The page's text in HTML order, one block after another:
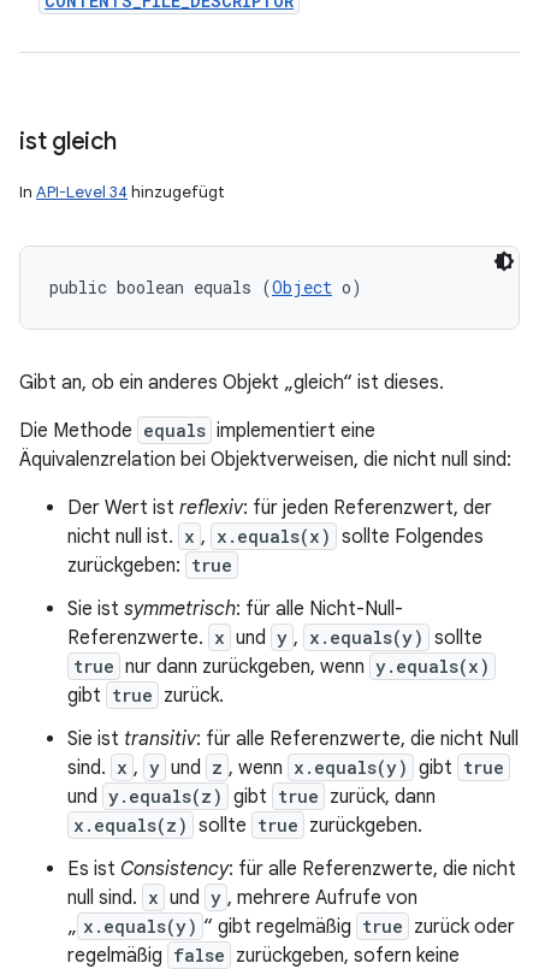
ist gleich
In API-Level 34 hinzugefügt
public boolean equals (Object o)
Gibt an, ob ein anderes Objekt „gleich“ ist dieses.
Die Methode equals implementiert eine
Äquivalenzrelation bei Objektverweisen, die nicht null sind:
Der Wert ist reflexiv: für jeden Referenzwert, der
nicht null ist. x , x.equals(x) sollte Folgendes
zurückgeben: true
Sie ist symmetrisch: für alle Nicht-Null-
Referenzwerte. x und y , x.equals(y) sollte
true nur dann zurückgeben, wenn y.equals(x)
gibt true zurück.
Sie ist transitiv: für alle Referenzwerte, die nicht Null
sind. x , y und z , wenn x.equals(y) gibt true
und y.equals(z) gibt true zurück, dann
x.equals(z) sollte true zurückgeben.
Es ist Consistency: für alle Referenzwerte, die nicht
null sind. x und y , mehrere Aufrufe von
„ x.equals(y) “ gibt regelmäßig true zurück oder
regelmäßig false zurückgeben, sofern keine